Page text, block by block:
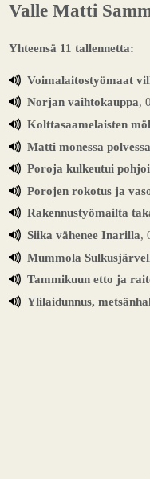
Valle Matti
Yhteensä 11 tallennetta:
Voimalaitostyömaat
Norjan vaihtokauppa,
Kolttasaamelaisten
Matti monessa polvessa
Poroja kulkeutui
Porojen rokotus ja
Rakennustyömailta
Siika vähenee Inarilla,
Mummola
Tammikuun etto ja
Ylilaidunnus,